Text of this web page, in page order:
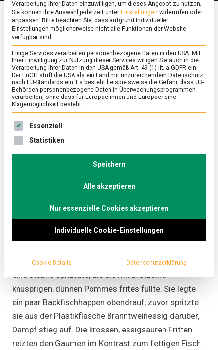
ERNÄHRUNG & GESUNDHEIT/FEATURED/WISSEN
Achtung – heiß und
fettig!
30. April 2021 Johannes Commenton
heiß
geschmäht, aber doch die heimliche Leidenschaft
vieler. Sie sind der perfekte Begleiter zur
Schranke“ auf der „Assiplatte“, aber auch zu
Champagner, wie die Luxusmarke Moët &
kolportierte. Lebensmittelmagazin.de sucht nach
Tipps und Tricks für die besten DIY-Pommes.
Zeitungsbogen, es mag der Guardian gewesen sein,
eine stabile Spitztüte, die sie mit brutzelnd-
knusprigen, dünnen Pommes frites füllte. Sie legte
ein paar Backfischhappen obendrauf, zuvor spritzte
sie aus der Plastikflasche Branntweinessig darüber,
Dampf stieg auf. Die krossen, essigsauren Fritten
reizten den Gaumen im Kontrast zum fettigen Fisch.
Verarbeitung Ihrer Daten einzuwilligen, um dieses Angebot zu nutzen.
Sie können Ihre Auswahl jederzeit unter Einstellungen widerrufen oder
anpassen. Bitte beachten Sie, dass aufgrund individueller
Einstellungen möglicherweise nicht alle Funktionen der Website
verfügbar sind.
Einige Services verarbeiten personenbezogene Daten in den USA. Mit
Ihrer Einwilligung zur Nutzung dieser Services willigen Sie auch in die
Verarbeitung Ihrer Daten in den USA gemäß Art. 49 (1) lit. a GDPR ein.
Der EuGH stuft die USA als ein Land mit unzureichendem Datenschutz
nach EU-Standards ein. Es besteht beispielsweise die Gefahr, dass US-
Behörden personenbezogene Daten in Überwachungsprogrammen
verarbeiten, ohne dass für Europäerinnen und Europäer eine
Klagemöglichkeit besteht.
Es folgt eine Liste der Service-Gruppen, für die eine
Essenziell
Statistiken
Speichern
Alle akzeptieren
Nur essenzielle Cookies akzeptieren
Individuelle Cookie-Einstellungen
Cookie-Details Datenschutzerklärung